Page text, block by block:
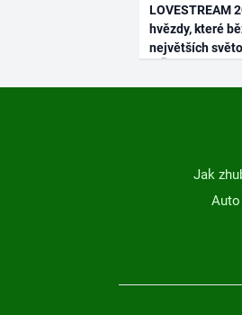
LOVESTREAM
hvězdy, které
největších
Jak